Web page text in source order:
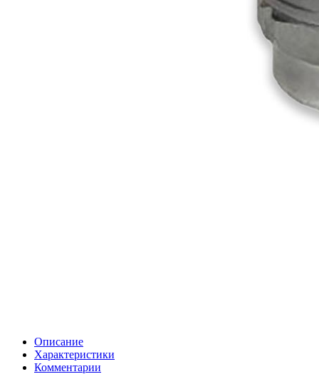
Описание
Характеристики
Комментарии